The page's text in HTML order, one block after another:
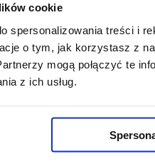
cookie
spersonalizowania treści i
o tym, jak korzystasz z
mogą połączyć te
z ich usług.
Położnictwa
Psychologii
Ratownictwa Medycznego
Centrum